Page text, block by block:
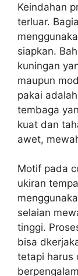
Keindahan
terluar.
siapkan.
kuningan
maupun
pakai
tembaga
kuat dan
awet,
Motif pada
ukiran
selaian
tinggi.
bisa
tetapi harus